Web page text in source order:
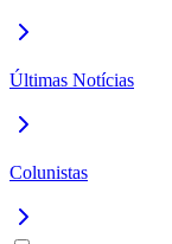
Últimas Notícias
Colunistas